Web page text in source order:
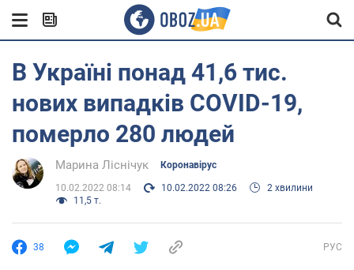
В Україні понад 41,6 тис.
нових випадків COVID-19,
померло 280 людей
Марина Ліснічук Коронавірус
10.02.2022 08:14 10.02.2022 08:26
2 хвилини
11,5 т.
38 РУС